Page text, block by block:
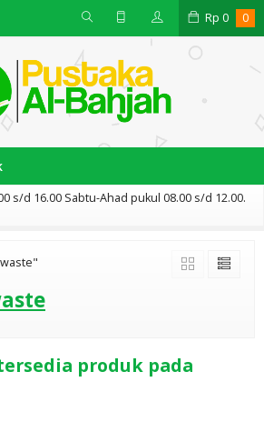
Rp 0 0
s/d 16.00 Sabtu-Ahad pukul 08.00 s/d 12.00.
produk pada